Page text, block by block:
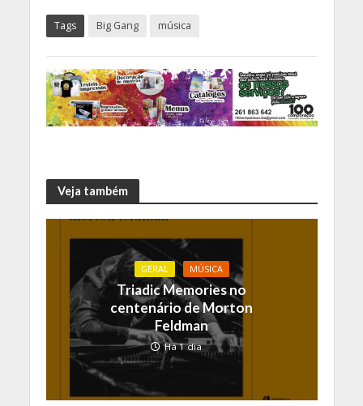
Tags Big Gang música
Veja também
GERAL MÚSICA
Triadic Memories no
centenário de Morton
Feldman
Há 1 dia